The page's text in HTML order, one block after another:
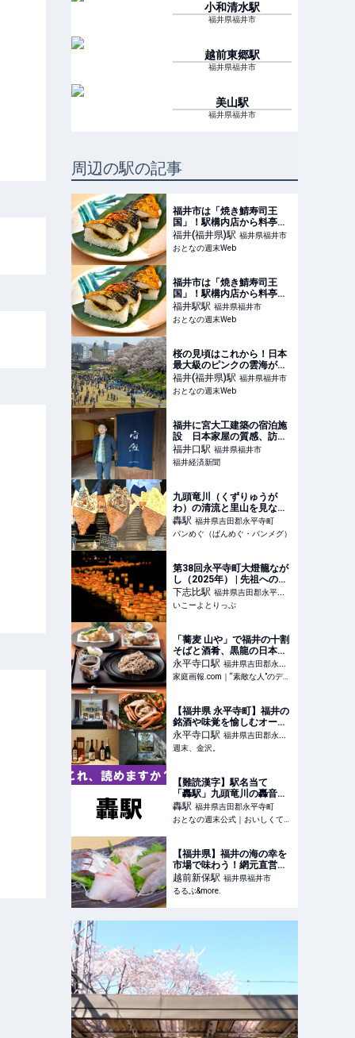
小和清水駅
福井県福井市
越前東郷駅
福井県福井市
美山駅
福井県福井市
周辺の駅の記事
福井市は「焼き鯖寿司王
国」！駅構内店から料亭の
味までサバジェンヌおすす
め3品
福井(福井県)駅 福井県福井市
おとなの週末Web
福井市は「焼き鯖寿司王
国」！駅構内店から料亭の
味までサバジェンヌおすす
め3品
福井駅駅 福井県福井市
おとなの週末Web
桜の見頃はこれから！日本
最大級のピンクの雲海が覆
い尽くす、福井市の「ふく
い桜まつり」へ
福井(福井県)駅 福井県福井市
おとなの週末Web
福井に宮大工建築の宿泊施
設 日本家屋の質感、訪日
観光客にアピール
福井口駅 福井県福井市
福井経済新聞
九頭竜川（くずりゅうが
わ）の清流と里山を見なが
らスタイリッシュなパンを
頂ける！酒造メーカーがプ
ロデュースするベーカリー
（福井県・吉田郡永平寺
町）
轟駅 福井県吉田郡永平寺町
パンめぐ（ぱんめぐ・パンメグ）
第38回永平寺町大燈籠なが
し（2025年） | 先祖への想
いを川に託す 「永平寺町大
燈籠ながし」開催情報 | 福
井県吉田郡永平寺町 | いこ
下志比駅 福井県吉田郡永平寺
町
いこーよとりっぷ
「蕎麦 山や」で福井の十割
そばと酒肴、黒龍の日本酒
を堪能 | 家庭画報.com
｜“素敵な人”のディレクト
リ
永平寺口駅 福井県吉田郡永平
寺町
家庭画報.com｜“素敵な人”のディレクトリ
【福井県 永平寺町】福井の
銘酒や味覚を愉しむオーベ
ルジュ「歓宿縁
ESHIKOTO」がオープン！
温泉が楽しめる半露天風呂
きを。【NEW OPEN】 - 週
末、金沢。
永平寺口駅 福井県吉田郡永平
寺町
週末、金沢。
【難読漢字】駅名当て
「轟駅」九頭竜川の轟音が
由来です - おとなの週末公
式｜おいしくて、ためにな
る食のニュースサイト
轟駅 福井県吉田郡永平寺町
おとなの週末公式｜おいしくて、ためになる食のニュースサイト
【福井県】福井の海の幸を
市場で味わう！網元直営の
「群青」で新鮮なお刺身を
堪能｜るるぶ&more.
越前新保駅 福井県福井市
るるぶ&more.